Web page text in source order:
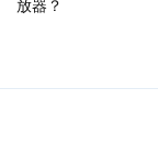
放器？